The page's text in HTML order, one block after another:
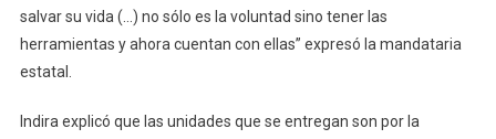
salvar su vida (…) no sólo es la voluntad sino tener las
herramientas y ahora cuentan con ellas” expresó la mandataria
estatal.
Indira explicó que las unidades que se entregan son por la